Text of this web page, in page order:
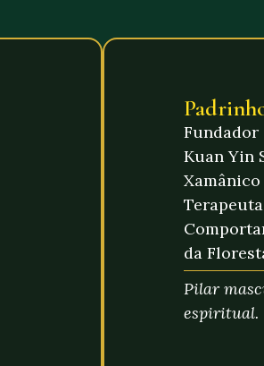
Fundador
Kuan Yin
da
Pilar
espiritual.